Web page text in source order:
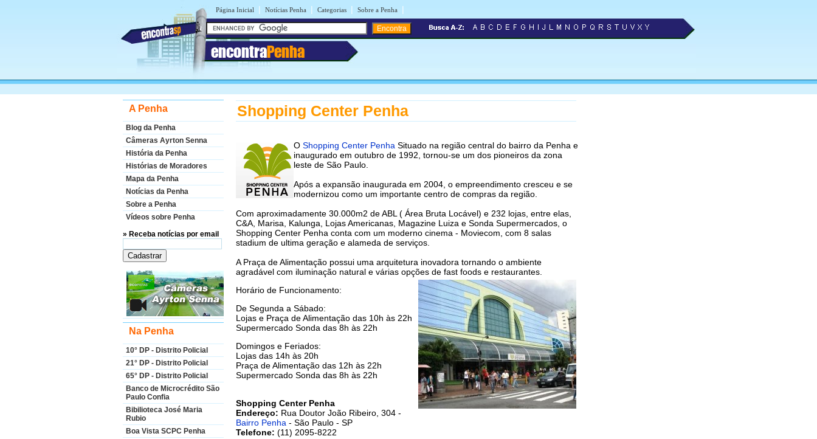
Página Inicial | Notícias Penha | Categorias | Sobre a Penha |
encontraPenha
A Penha
Blog da Penha
Câmeras Ayrton Senna
História da Penha
Histórias de Moradores
Mapa da Penha
Notícias da Penha
Sobre a Penha
Vídeos sobre Penha
» Receba notícias por email
Na Penha
10° DP - Distrito Policial
21° DP - Distrito Policial
65° DP - Distrito Policial
Banco de Microcrédito São
Paulo Confia
Bibilioteca José Maria
Rubio
Boa Vista SCPC Penha
Shopping Center Penha
O Shopping Center Penha Situado na região central do bairro da Penha e
inaugurado em outubro de 1992, tornou-se um dos pioneiros da zona
leste de São Paulo.
Após a expansão inaugurada em 2004, o empreendimento cresceu e se
modernizou como um importante centro de compras da região.
Com aproximadamente 30.000m2 de ABL ( Área Bruta Locável) e 232 lojas, entre elas,
C&A, Marisa, Kalunga, Lojas Americanas, Magazine Luiza e Sonda Supermercados, o
Shopping Center Penha conta com um moderno cinema - Moviecom, com 8 salas
stadium de ultima geração e alameda de serviços.
A Praça de Alimentação possui uma arquitetura inovadora tornando o ambiente
agradável com iluminação natural e várias opções de fast foods e restaurantes.
Horário de Funcionamento:
De Segunda a Sábado:
Lojas e Praça de Alimentação das 10h às 22h
Supermercado Sonda das 8h às 22h
Domingos e Feriados:
Lojas das 14h às 20h
Praça de Alimentação das 12h às 22h
Supermercado Sonda das 8h às 22h
Shopping Center Penha
Endereço: Rua Doutor João Ribeiro, 304 -
Bairro Penha - São Paulo - SP
Telefone: (11) 2095-8222